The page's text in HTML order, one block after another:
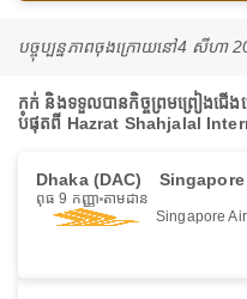
បច្ចុប្បន្នភាពចុងក្រោយនៅ4 សីហា
កក់ និងទទួលបានកិច្ចព្រមព្រៀងជើ
បំផុតពី Hazrat Shahjalal
Dhaka (DAC) Singapore
ពុធ 9 កញ្ញា តាមដាន
Singapore